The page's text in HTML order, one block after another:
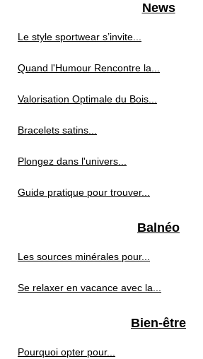
News
Le style sportwear s’invite...
Quand l'Humour Rencontre la...
Valorisation Optimale du Bois...
Bracelets satins...
Plongez dans l'univers...
Guide pratique pour trouver...
Balnéo
Les sources minérales pour...
Se relaxer en vacance avec la...
Bien-être
Pourquoi opter pour...